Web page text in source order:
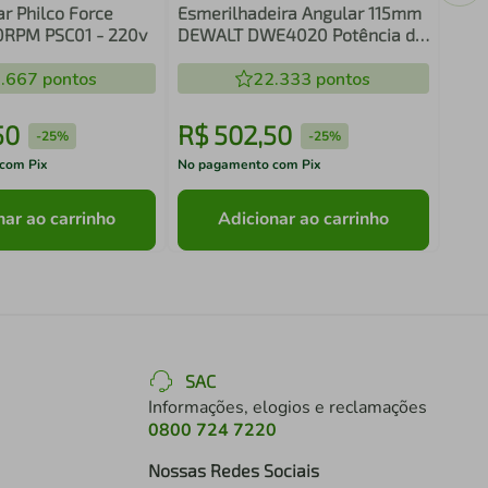
Philco Force
PSC01 - 220v
pontos
-25%
Pix
ao carrinho
Esmerilhadeira Angular 115mm
DEWALT DWE4020 Potência de
22.333 pontos
R$ 502,50 -25%
No pagamento com Pix
Adicionar ao carrinho
SAC
Informações, elogios e reclamações
0800 724 7220
Nossas Redes Sociais